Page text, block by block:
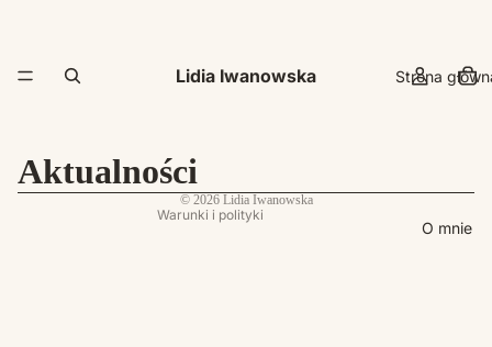
Lidia Iwanowska Strona
O mnie
Aktualności
© 2026 Lidia Iwanowska
Warunki i polityki
Nota prawna